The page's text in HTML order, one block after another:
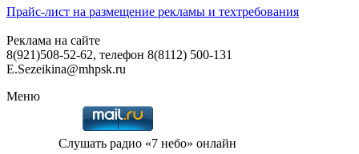
Прайс-лист на размещение рекламы и техтребования
Реклама на сайте
8(921)508-52-62, телефон 8(8112) 500-131
E.Sezeikina@mhpsk.ru
Меню
Слушать радио «7 небо» онлайн